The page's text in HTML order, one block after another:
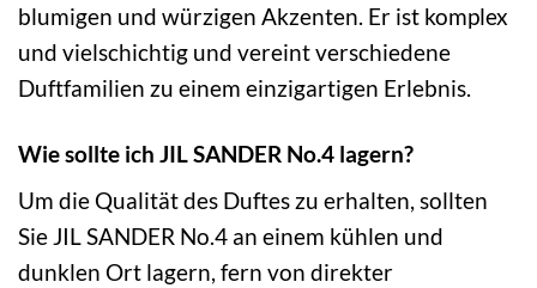
blumigen und würzigen Akzenten. Er ist komplex
und vielschichtig und vereint verschiedene
Duftfamilien zu einem einzigartigen Erlebnis.
Wie sollte ich JIL SANDER No.4 lagern?
Um die Qualität des Duftes zu erhalten, sollten
Sie JIL SANDER No.4 an einem kühlen und
dunklen Ort lagern, fern von direkter